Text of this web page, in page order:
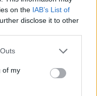
on the IAB’s List of
disclose it to other
one or more Google
You may click to
its third-party tags to
in below Google
of my